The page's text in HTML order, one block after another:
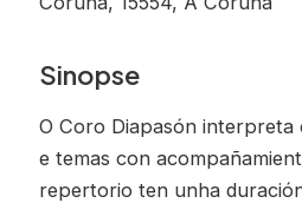
Sinopse
O Coro Diapasón interpreta
e temas con
repertorio ten unha